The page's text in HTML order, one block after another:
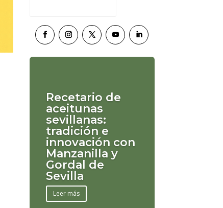
Recetario de
aceitunas
sevillanas:
tradición e
innovación con
Manzanilla y
Gordal de
Sevilla
Leer más